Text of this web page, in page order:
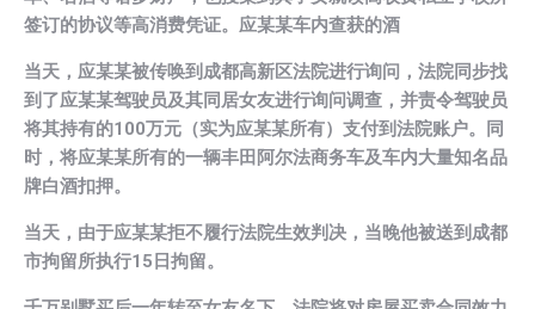
签订的协议等高消费凭证。应某某车内查获的酒
当天，应某某被传唤到成都高新区法院进行询问，法院同步找
到了应某某驾驶员及其同居女友进行询问调查，并责令驾驶员
将其持有的100万元（实为应某某所有）支付到法院账户。同
时，将应某某所有的一辆丰田阿尔法商务车及车内大量知名品
牌白酒扣押。
当天，由于应某某拒不履行法院生效判决，当晚他被送到成都
市拘留所执行15日拘留。